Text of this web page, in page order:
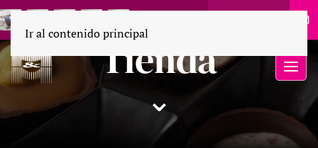
Tienda
⌄
Ir al contenido principal